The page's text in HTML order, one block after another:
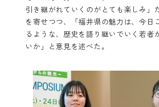
引き継がれていくのがとても楽しみ」
を寄せつつ、「福井県の魅力は、今日
るような、歴史を語り継いでいく若者
いか」と意見を述べた。